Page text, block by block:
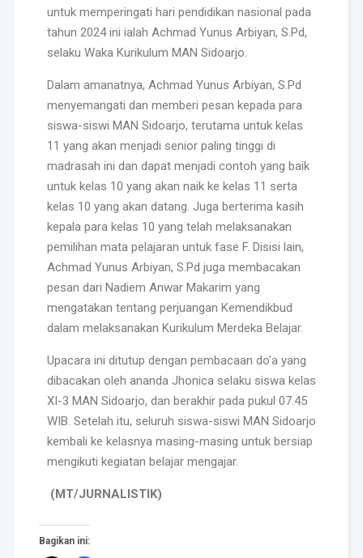
untuk memperingati hari pendidikan nasional pada
tahun 2024 ini ialah Achmad Yunus Arbiyan, S.Pd,
selaku Waka Kurikulum MAN Sidoarjo.
Dalam amanatnya, Achmad Yunus Arbiyan, S.Pd
menyemangati dan memberi pesan kepada para
siswa-siswi MAN Sidoarjo, terutama untuk kelas
11 yang akan menjadi senior paling tinggi di
madrasah ini dan dapat menjadi contoh yang baik
untuk kelas 10 yang akan naik ke kelas 11 serta
kelas 10 yang akan datang. Juga berterima kasih
kepala para kelas 10 yang telah melaksanakan
pemilihan mata pelajaran untuk fase F. Disisi lain,
Achmad Yunus Arbiyan, S.Pd juga membacakan
pesan dari Nadiem Anwar Makarim yang
mengatakan tentang perjuangan Kemendikbud
dalam melaksanakan Kurikulum Merdeka Belajar.
Upacara ini ditutup dengan pembacaan do’a yang
dibacakan oleh ananda Jhonica selaku siswa kelas
XI-3 MAN Sidoarjo, dan berakhir pada pukul 07.45
WIB. Setelah itu, seluruh siswa-siswi MAN Sidoarjo
kembali ke kelasnya masing-masing untuk bersiap
mengikuti kegiatan belajar mengajar.
(MT/JURNALISTIK)
Bagikan ini: